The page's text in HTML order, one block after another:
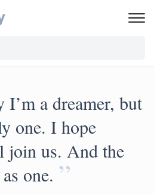
I’m a dreamer, but
one. I hope
join us. And the
one. ”